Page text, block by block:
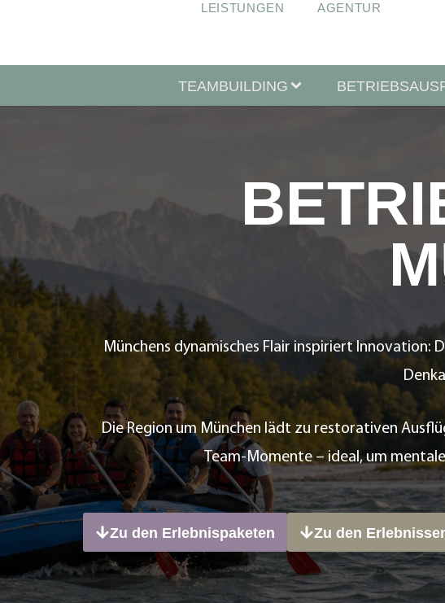
LEISTUNGEN AGENTUR
TEAMBUILDING
Münchens dynamisches Flair inspiriert Innovation:
Die Region um München lädt zu restorativen
Team-Momente – ideal, um
Zu den Erlebnispaketen Zu den